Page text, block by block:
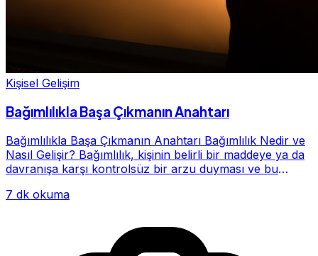
Kişisel Gelişim
Bağımlılıkla Başa Çıkmanın Anahtarı
Bağımlılıkla Başa Çıkmanın Anahtarı Bağımlılık Nedir ve
Nasıl Gelişir? Bağımlılık, kişinin belirli bir maddeye ya da
davranışa karşı kontrolsüz bir arzu duyması ve bu
7 dk okuma